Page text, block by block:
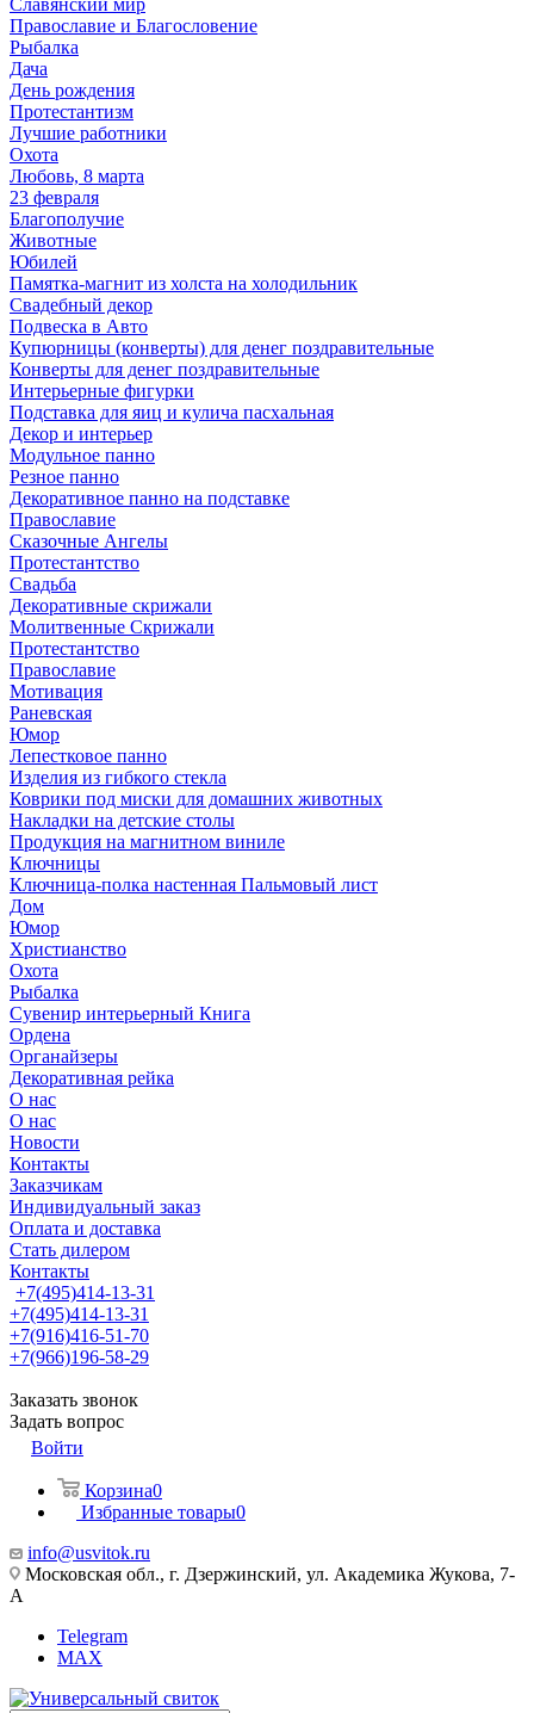
Славянский мир
Православие и Благословение
Рыбалка
Дача
День рождения
Протестантизм
Лучшие работники
Охота
Любовь, 8 марта
23 февраля
Благополучие
Животные
Юбилей
Памятка-магнит из холста на холодильник
Свадебный декор
Подвеска в Авто
Купюрницы (конверты) для денег поздравительные
Конверты для денег поздравительные
Интерьерные фигурки
Подставка для яиц и кулича пасхальная
Декор и интерьер
Модульное панно
Резное панно
Декоративное панно на подставке
Православие
Сказочные Ангелы
Протестантство
Свадьба
Декоративные скрижали
Молитвенные Скрижали
Протестантство
Православие
Мотивация
Раневская
Юмор
Лепестковое панно
Изделия из гибкого стекла
Коврики под миски для домашних животных
Накладки на детские столы
Продукция на магнитном виниле
Ключницы
Ключница-полка настенная Пальмовый лист
Дом
Юмор
Христианство
Охота
Рыбалка
Сувенир интерьерный Книга
Ордена
Органайзеры
Декоративная рейка
О нас
О нас
Новости
Контакты
Заказчикам
Индивидуальный заказ
Оплата и доставка
Стать дилером
Контакты
+7(495)414-13-31
+7(495)414-13-31
+7(916)416-51-70
+7(966)196-58-29
Заказать звонок
Задать вопрос
Войти
Корзина0
Избранные товары0
info@usvitok.ru
Московская обл., г. Дзержинский, ул. Академика Жукова, 7-
А
Telegram
MAX